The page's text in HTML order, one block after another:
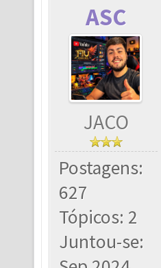
ASC
JACO
Postagens:
627
Tópicos: 2
Juntou-se: